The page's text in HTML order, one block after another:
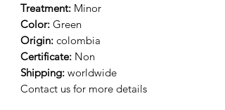
Treatment: Minor
Color: Green
Origin: colombia
Certificate: Non
Shipping: worldwide
Contact us for more details